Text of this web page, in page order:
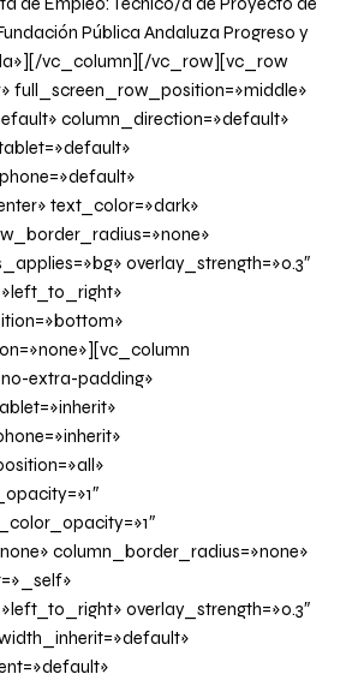
Pública Andaluza Progreso y
vc_column][/vc_row][vc_row
full_screen_row_position=»middle»
column_direction=»default»
text_color=»dark»
overlay_strength=»0.3″
extra-padding»
column_border_radius=»none»
overlay_strength=»0.3″